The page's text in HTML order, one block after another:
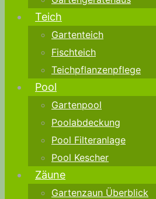
Teich
Gartenteich
Fischteich
Teichpflanzenpflege
Pool
Gartenpool
Poolabdeckung
Pool Filteranlage
Pool Kescher
Zäune
Gartenzaun Überblick